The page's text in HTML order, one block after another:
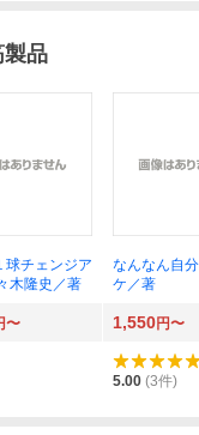
製品
球チェンジア
木隆史／著
なんなん自
ケ／著
〜 1,550円〜
5.00 (3件)